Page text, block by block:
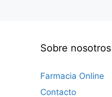
Sobre nosotros
Farmacia Online
Contacto